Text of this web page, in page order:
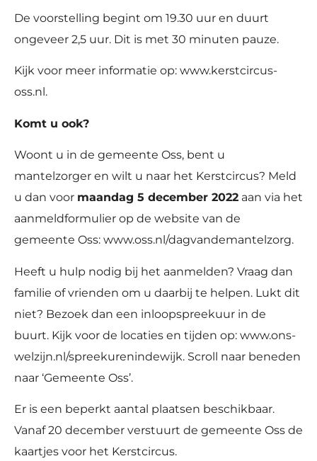
De voorstelling begint om 19.30 uur en duurt
ongeveer 2,5 uur. Dit is met 30 minuten pauze.
Kijk voor meer informatie op: www.kerstcircus-
oss.nl.
Komt u ook?
Woont u in de gemeente Oss, bent u
mantelzorger en wilt u naar het Kerstcircus? Meld
u dan voor maandag 5 december 2022 aan via het
aanmeldformulier op de website van de
gemeente Oss: www.oss.nl/dagvandemantelzorg.
Heeft u hulp nodig bij het aanmelden? Vraag dan
familie of vrienden om u daarbij te helpen. Lukt dit
niet? Bezoek dan een inloopspreekuur in de
buurt. Kijk voor de locaties en tijden op: www.ons-
welzijn.nl/spreekurenindewijk. Scroll naar beneden
naar ‘Gemeente Oss’.
Er is een beperkt aantal plaatsen beschikbaar.
Vanaf 20 december verstuurt de gemeente Oss de
kaartjes voor het Kerstcircus.